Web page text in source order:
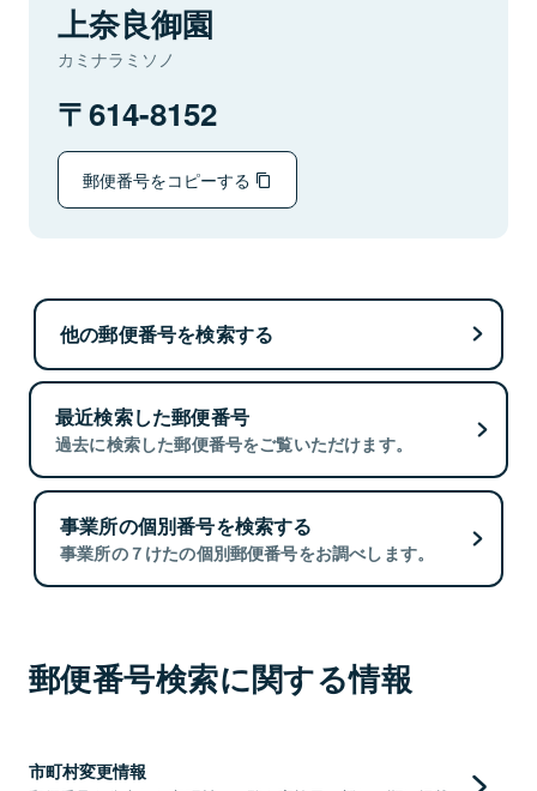
上奈良御園
カミナラミソノ
614-8152
郵便番号をコピーする
他の郵便番号を検索する
最近検索した郵便番号
過去に検索した郵便番号をご覧いただけます。
事業所の個別番号を検索する
事業所の７けたの個別郵便番号をお調べします。
郵便番号検索に関する情報
市町村変更情報